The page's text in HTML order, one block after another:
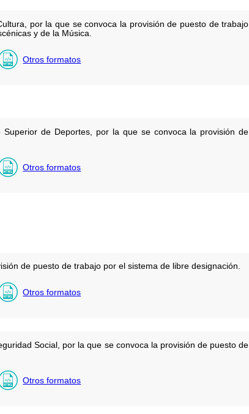
por la que se convoca la provisión de puesto de trabajo
y de la Música.
Otros formatos
de Deportes, por la que se convoca la provisión de
Otros formatos
de puesto de trabajo por el sistema de libre designación.
Otros formatos
Social, por la que se convoca la provisión de puesto de
Otros formatos